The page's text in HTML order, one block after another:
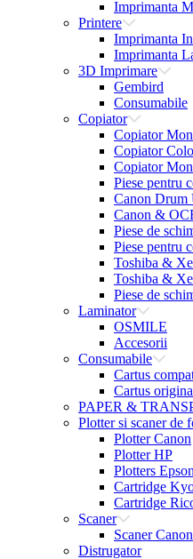
Imprimanta
Printere
Imprimanta
Imprimanta
3D Imprimare
Gembird
Consumabile
Copiator
Copiator
Copiator
Copiator
Piese pentru
Canon Drum
Canon &
Piese de
Piese pentru
Toshiba &
Toshiba &
Piese de
Laminator
OSMILE
Accesorii
Consumabile
Cartus
Cartus
PAPER &
Plotter si scaner de
Plotter Canon
Plotter HP
Plotters Epson
Cartridge
Cartridge
Scaner
Scaner Canon
Distrugator